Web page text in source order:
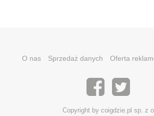
O nas Sprzedaż danych Oferta
Copyright by coigdzie.pl sp. z